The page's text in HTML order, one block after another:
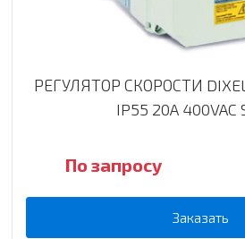
РЕГУЛЯТОР СКОРОСТИ
IP55 20A 400VAC
По запросу
Заказать